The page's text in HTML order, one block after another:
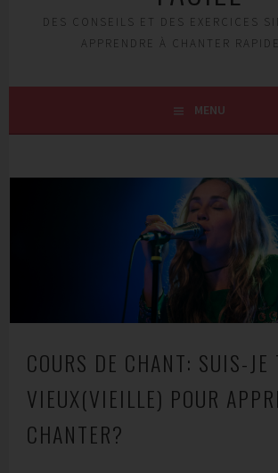
DES CONSEILS ET DES EXERCICES
APPRENDRE À CHANTER
MENU
COURS DE CHANT: SUIS-JE
VIEUX(VIEILLE) POUR
CHANTER?